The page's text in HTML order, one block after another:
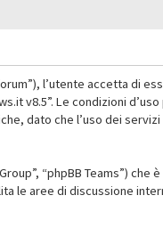
l’utente accetta di
v8.5”. Le condizioni
dato che l’uso dei
“phpBB Teams”)
le aree di discussione